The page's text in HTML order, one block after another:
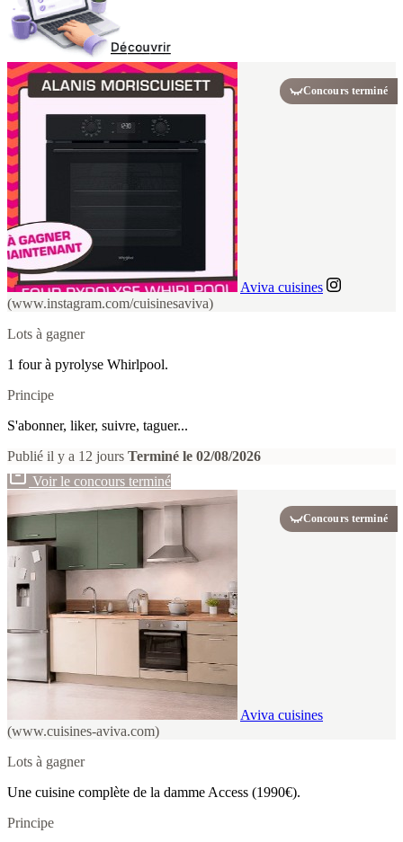
Concours terminé
Aviva cuisines
(www.instagram.com/cuisinesaviva)
Lots à gagner
1 four à pyrolyse Whirlpool.
Principe
S'abonner, liker, suivre, taguer...
Publié il y a 12 jours Terminé le 02/08/2026
Voir le concours terminé
Concours terminé
Aviva cuisines
(www.cuisines-aviva.com)
Lots à gagner
Une cuisine complète de la damme Access (1990€).
Principe